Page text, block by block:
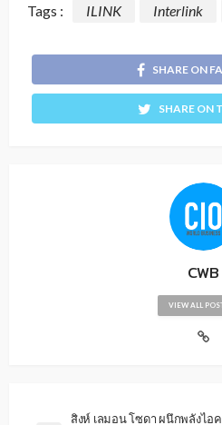
Tags : ILINK Interlink
SHARE ON
SHARE ON
CWB
VIEW ALL
สิงห์ เลมอน โซดา ผนึกพลังไอ